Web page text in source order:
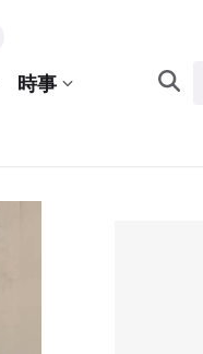
時事